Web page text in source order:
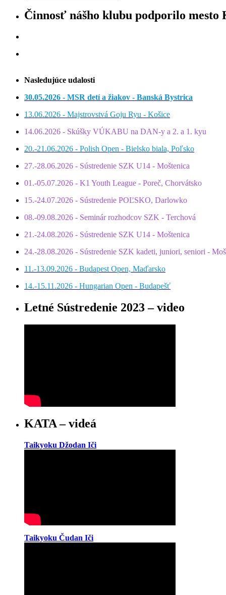
Činnosť nášho klubu podporilo mesto
Nasledujúce udalosti
30.05.2026 - MSR detí a žiakov - Banská Bystrica
13.06.2026 - Majstrovstvá Goju Ryu - Košice
14.06.2026 - Skúšky VÚKABU na DAN-y a 2. a 1. kyu
20.-21.06.2026 - Polish Open - Bielsko biala, Poľsko
27.-28.06.2026 - Sústredenie SZK U14 - Moštenica
01.-05.07.2026 - K1 Youth League - Poreč, Chorvátsko
15.-24.07.2026 - Sústredenie POĽSKO, Darlowko
08.-09.08.2026 - Seminár rozhodcov SZK - Terchová
21.-24.08.2026 - Sústredenie SZK U14 - Moštenica
24.-28.08.2026 - Sústredenie SZK kadeti, juniori, seniori -
11.-13.09.2026 - Budapest Open, Maďarsko
14.-15.11.2026 - Hungarian Open - Budapešť
Letné Sústredenie 2023 – video
KATA – videá
Taikyoku Džodan Iči
Taikyoku Čudan Iči